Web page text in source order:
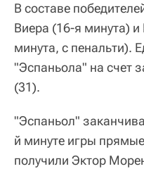
В составе
Виера (16-я минута)
минута, с пенальти).
"Эспаньола" на счет
(31).
"Эспаньол"
й минуте игры
получили Эктор